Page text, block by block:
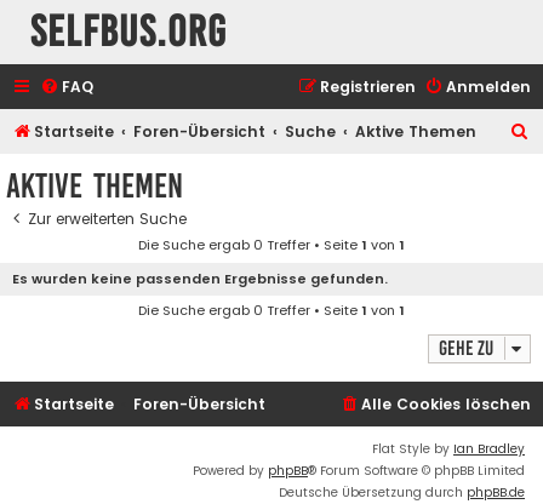
selfbus.org
FAQ Anmelden
Registrieren
Startseite Foren-Übersicht Suche Aktive Themen
Aktive Themen
Zur erweiterten Suche
Die Suche ergab 0 Treffer • Seite1 von 1
Es wurden keine passenden Ergebnisse gefunden.
Die Suche ergab 0 Treffer • Seite1 von 1
Gehe zu
Startseite Foren-Übersicht Alle Cookies löschen
Flat Style by Ian Bradley
Powered by phpBB® Forum Software © phpBB Limited
Deutsche Übersetzung durch phpBB.de